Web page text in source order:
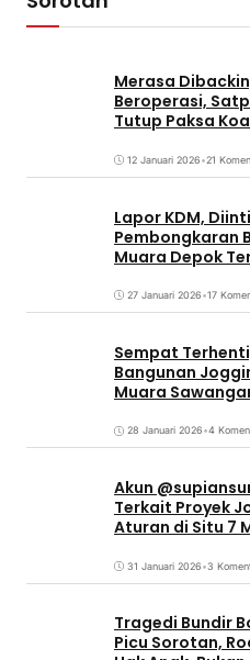
Merasa
Beroperasi,
Tutup Paksa
12 Januari 2026•21
Lapor KDM,
Pembongkaran
Muara Depok
27 Januari 2026•17
Sempat
Bangunan
Muara
28 Januari 2026•4
Akun
Terkait Proyek
Aturan di Situ 7
31 Januari 2026•3
Tragedi Bundir
Picu Sorotan,